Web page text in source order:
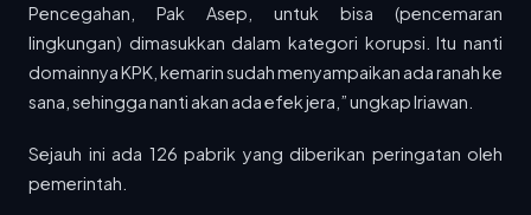
01 JUN 2025
98 MAYA FM adalah stasiun radio yang menawarkan
sesuatu yang...
27 MEI 2025
Pencegahan, Pak Asep, untuk bisa (pencemaran
lingkungan) dimasukkan dalam kategori korupsi. Itu nanti
domainnya KPK, kemarin sudah menyampaikan ada ranah ke
sana, sehingga nanti akan ada efek jera,” ungkap Iriawan.
Sejauh ini ada 126 pabrik yang diberikan peringatan oleh
pemerintah.